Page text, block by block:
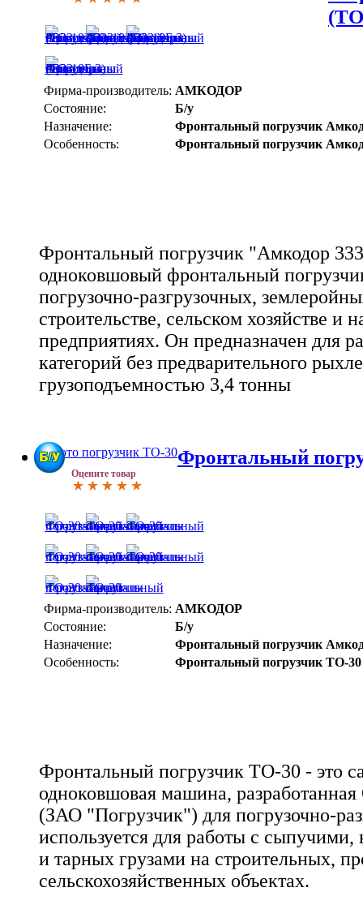
Фирма-производитель: АМКОДОР
Состояние:
Б/у
Назначение:
Фронтальный погрузчик
Особенность:
Фронтальный погрузчик
Фронтальный погрузчик "Амкодор
одноковшовый фронтальный
погрузочно-разгрузочных,
строительстве, сельском хозяйстве
предприятиях. Он предназначен для
категорий без предварительного
грузоподъемностью 3,4 тонны
Оцените товар
Фронтальный
Фирма-производитель: АМКОДОР
Состояние:
Б/у
Назначение:
Фронтальный погрузчик
Особенность:
Фронтальный погрузчик ТО-30
Фронтальный погрузчик ТО-30 - это
одноковшовая машина,
(ЗАО "Погрузчик") для погрузочно-
используется для работы с
и тарных грузами на строительных,
сельскохозяйственных объектах.